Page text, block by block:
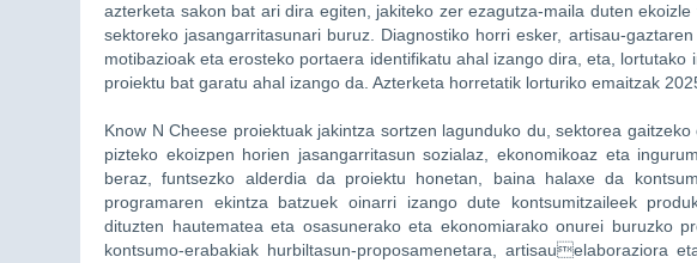
azterketa sakon bat ari dira egiten, jakiteko zer ezagutza-maila duten
sektoreko jasangarritasunari buruz. Diagnostiko horri esker, artisau-
motibazioak eta erosteko portaera identifikatu ahal izango dira, eta,
proiektu bat garatu ahal izango da. Azterketa horretatik lorturiko emaitzak
Know N Cheese proiektuak jakintza sortzen lagunduko du, sektorea
pizteko ekoizpen horien jasangarritasun sozialaz, ekonomikoaz eta
beraz, funtsezko alderdia da proiektu honetan, baina halaxe da
programaren ekintza batzuek oinarri izango dute kontsumitzaileek
dituzten hautematea eta osasunerako eta ekonomiarako onurei buruzko
kontsumo-erabakiak hurbiltasun-proposamenetara, artisauelaboraziora